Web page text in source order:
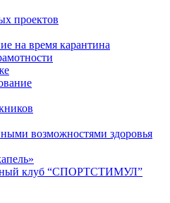
проектов
на время карантина
возможностями здоровья
клуб “СПОРТСТИМУЛ”